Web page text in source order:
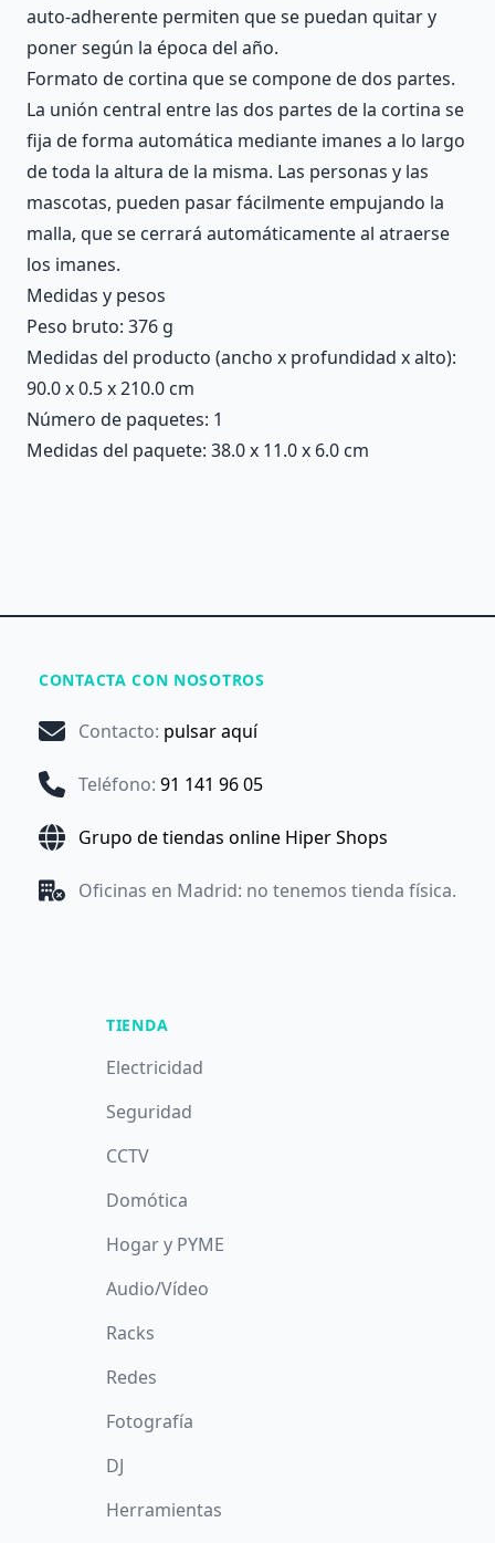
auto-adherente permiten que se puedan quitar y
poner según la época del año.
Formato de cortina que se compone de dos partes.
La unión central entre las dos partes de la cortina se
fija de forma automática mediante imanes a lo largo
de toda la altura de la misma. Las personas y las
mascotas, pueden pasar fácilmente empujando la
malla, que se cerrará automáticamente al atraerse
los imanes.
Medidas y pesos
Peso bruto: 376 g
Medidas del producto (ancho x profundidad x alto):
90.0 x 0.5 x 210.0 cm
Número de paquetes: 1
Medidas del paquete: 38.0 x 11.0 x 6.0 cm
CONTACTA CON NOSOTROS
Contacto: pulsar aquí
Teléfono: 91 141 96 05
Grupo de tiendas online Hiper Shops
Oficinas en Madrid: no tenemos tienda física.
TIENDA
Electricidad
Seguridad
CCTV
Domótica
Hogar y PYME
Audio/Vídeo
Racks
Redes
Fotografía
DJ
Herramientas